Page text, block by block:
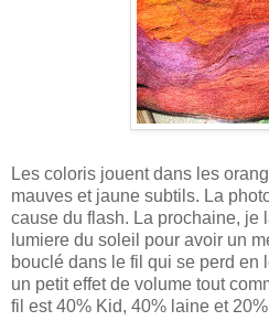
Les coloris jouent dans les
mauves et jaune subtils. La
cause du flash. La prochaine, je
lumiere du soleil pour avoir un
bouclé dans le fil qui se perd en
un petit effet de volume tout
fil est 40% Kid, 40% laine et